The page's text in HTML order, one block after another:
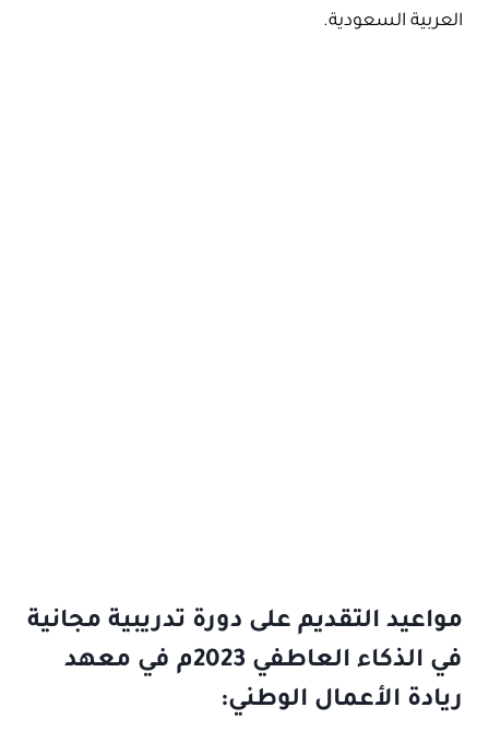
العربية السعودية.
مواعيد التقديم على دورة تدريبية مجانية
في الذكاء العاطفي 2023م في معهد
ريادة الأعمال الوطني: